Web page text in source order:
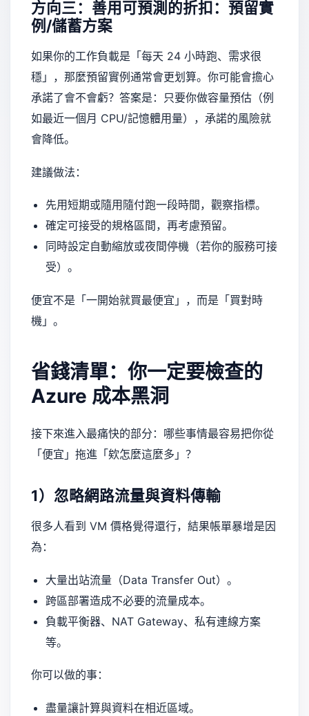
方向三：善用可預測的折扣：預留實
例/儲蓄方案
如果你的工作負載是「每天 24 小時跑、需求很
穩」，那麼預留實例通常會更划算。你可能會擔心
承諾了會不會虧？答案是：只要你做容量預估（例
如最近一個月 CPU/記憶體用量），承諾的風險就
會降低。
建議做法：
先用短期或隨用隨付跑一段時間，觀察指標。
確定可接受的規格區間，再考慮預留。
同時設定自動縮放或夜間停機（若你的服務可接
受）。
便宜不是「一開始就買最便宜」，而是「買對時
機」。
省錢清單：你一定要檢查的
Azure 成本黑洞
接下來進入最痛快的部分：哪些事情最容易把你從
「便宜」拖進「欸怎麼這麼多」？
1）忽略網路流量與資料傳輸
很多人看到 VM 價格覺得還行，結果帳單暴增是因
為：
大量出站流量（Data Transfer Out）。
跨區部署造成不必要的流量成本。
負載平衡器、NAT Gateway、私有連線方案
等。
你可以做的事：
盡量讓計算與資料在相近區域。